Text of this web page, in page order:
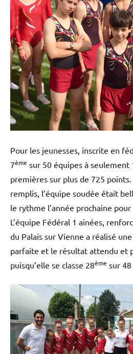
Pour les jeunesses, inscrite en
7ème sur 50 équipes à seulement
premières sur plus de 725
remplis, l’équipe soudée était
le rythme l’année prochaine
L’équipe Fédéral 1 ainées,
du Palais sur Vienne a réalisé
parfaite et le résultat attendu et
puisqu’elle se classe 28ème sur